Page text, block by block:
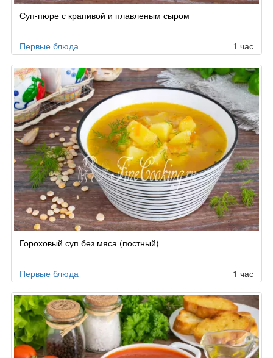
Суп-пюре с крапивой и плавленым сыром
Первые блюда 1 час
Гороховый суп без мяса (постный)
Первые блюда 1 час